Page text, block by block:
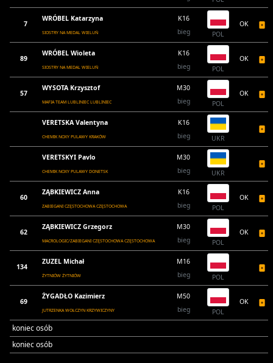
7
WRÓBEL Katarzyna
SIOSTRY NA MEDAL WIELUŃ
K16
bieg
POL
OK
89
WRÓBEL Wioleta
SIOSTRY NA MEDAL WIELUŃ
K16
bieg
POL
OK
57
WYSOTA Krzysztof
MAFIA TEAM LUBLINIEC LUBLINIEC
M30
bieg
POL
OK
VERETSKA Valentyna
CHEMIK NOXY PULAWY KRAKÓW
K16
bieg
UKR
VERETSKYI Pavlo
CHEMIK NOXY PULAWY DONETSK
M30
bieg
UKR
60
ZĄBKIEWICZ Anna
ZABIEGANI CZĘSTOCHOWA CZĘSTOCHOWA
K16
bieg
POL
OK
62
ZĄBKIEWICZ Grzegorz
MACROLOGIC/ZABIEGANI CZĘSTOCHOWA CZĘSTOCHOWA
M30
bieg
POL
OK
134
ZUZEL Michał
ŻYTNIÓW ŻYTNIÓW
M16
bieg
POL
69
ŻYGADŁO Kazimierz
JUTRZENKA WOŁCZYN KRZYWICZYNY
M50
bieg
POL
OK
koniec osób
koniec osób